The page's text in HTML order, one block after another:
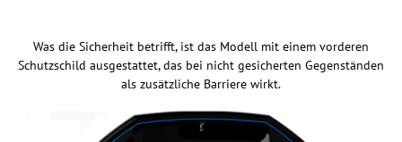
Was die Sicherheit betrifft, ist das Modell mit einem vorderen
Schutzschild ausgestattet, das bei nicht gesicherten Gegenständen
als zusätzliche Barriere wirkt.